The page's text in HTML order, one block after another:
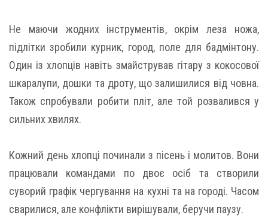
Не маючи жодних інструментів, окрім леза ножа,
підлітки зробили курник, город, поле для бадмінтону.
Один із хлопців навіть змайстрував гітару з кокосової
шкаралупи, дошки та дроту, що залишилися від човна.
Також спробували робити пліт, але той розвалився у
сильних хвилях.
Кожний день хлопці починали з пісень і молитов. Вони
працювали командами по двоє осіб та створили
суворий графік чергування на кухні та на городі. Часом
сварилися, але конфлікти вирішували, беручи паузу.